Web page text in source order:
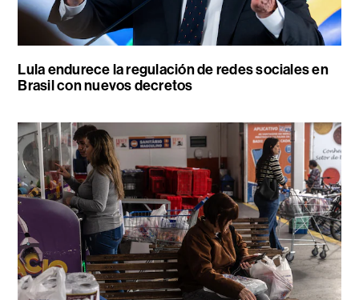
Lula endurece la regulación de redes sociales en
Brasil con nuevos decretos